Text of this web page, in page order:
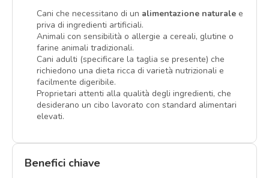
Cani che necessitano di un alimentazione naturale e
priva di ingredienti artificiali.
Animali con sensibilità o allergie a cereali, glutine o
farine animali tradizionali.
Cani adulti (specificare la taglia se presente) che
richiedono una dieta ricca di varietà nutrizionali e
facilmente digeribile.
Proprietari attenti alla qualità degli ingredienti, che
desiderano un cibo lavorato con standard alimentari
elevati.
Benefici chiave